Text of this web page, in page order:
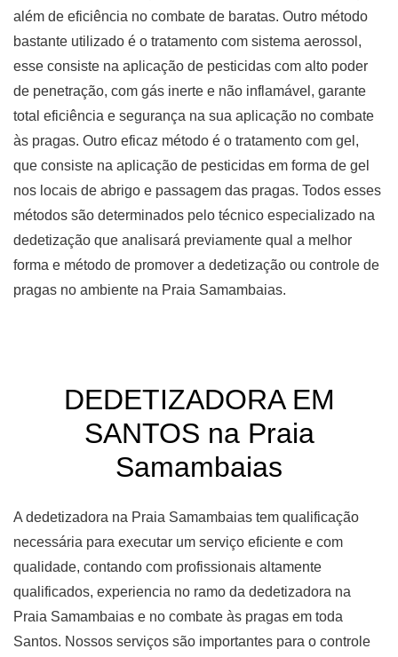
além de eficiência no combate de baratas. Outro método
bastante utilizado é o tratamento com sistema aerossol,
esse consiste na aplicação de pesticidas com alto poder
de penetração, com gás inerte e não inflamável, garante
total eficiência e segurança na sua aplicação no combate
às pragas. Outro eficaz método é o tratamento com gel,
que consiste na aplicação de pesticidas em forma de gel
nos locais de abrigo e passagem das pragas. Todos esses
métodos são determinados pelo técnico especializado na
dedetização que analisará previamente qual a melhor
forma e método de promover a dedetização ou controle de
pragas no ambiente na Praia Samambaias.
DEDETIZADORA EM
SANTOS na Praia
Samambaias
A dedetizadora na Praia Samambaias tem qualificação
necessária para executar um serviço eficiente e com
qualidade, contando com profissionais altamente
qualificados, experiencia no ramo da dedetizadora na
Praia Samambaias e no combate às pragas em toda
Santos. Nossos serviços são importantes para o controle